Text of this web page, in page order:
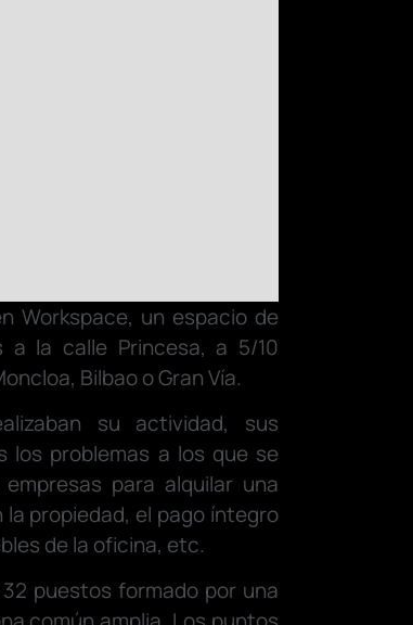
Workspace, un espacio de
a la calle Princesa, a 5/10
Bilbao o Gran Vía.
su actividad, sus
los problemas a los que se
para alquilar una
propiedad, el pago íntegro
de la oficina, etc.
puestos formado por una